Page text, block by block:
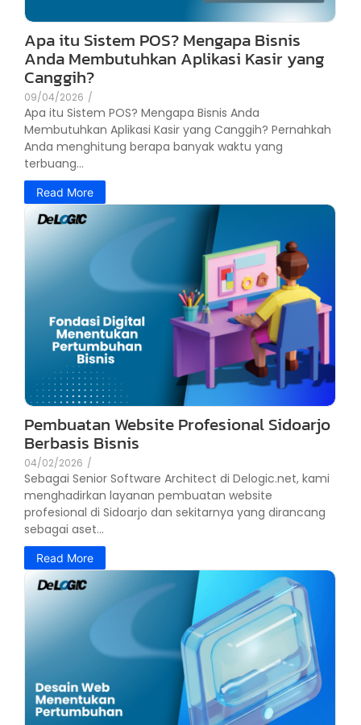
Apa itu Sistem POS? Mengapa Bisnis
Anda Membutuhkan Aplikasi Kasir yang
Canggih?
09/04/2026 /
Apa itu Sistem POS? Mengapa Bisnis Anda
Membutuhkan Aplikasi Kasir yang Canggih? Pernahkah
Anda menghitung berapa banyak waktu yang
terbuang...
Read More
Pembuatan Website Profesional Sidoarjo
Berbasis Bisnis
04/02/2026 /
Sebagai Senior Software Architect di Delogic.net, kami
menghadirkan layanan pembuatan website
profesional di Sidoarjo dan sekitarnya yang dirancang
sebagai aset...
Read More